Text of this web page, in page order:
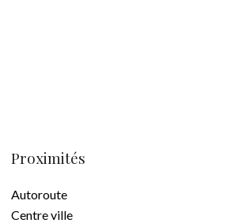
Proximités
Autoroute
Centre ville